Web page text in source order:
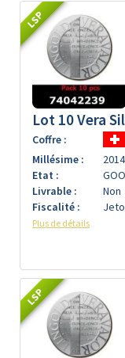
LSP
Lot 10 Vera
Coffre :
Millésime :
2014
Etat :
Livrable :
Non
Fiscalité :
Plus de détails
LSP